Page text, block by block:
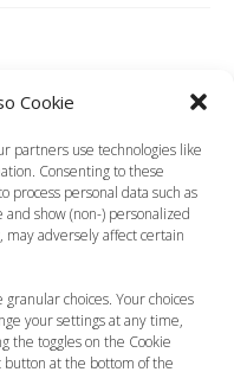
Cookie
partners use technologies like
Consenting to these
process personal data such as
show (non-) personalized
may adversely affect certain
choices. Your choices
your settings at any time,
the toggles on the Cookie
button at the bottom of the
11:07
alla 15 + 4 di
il mio ginecolo
gravidanza la
rosolia ero
stesse analisi.
analisi ed